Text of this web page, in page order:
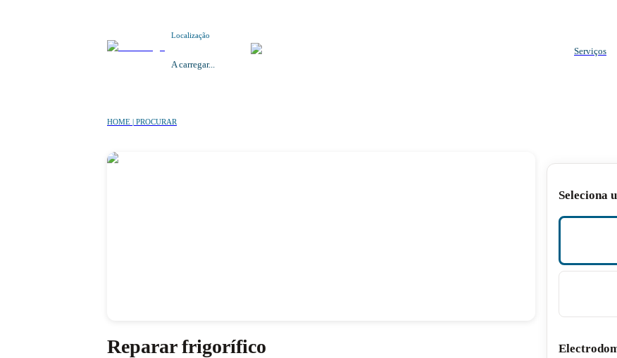
Localização
A carregar...
Serviços
HOME | PROCURAR
Reparar frigorífico
Seleciona